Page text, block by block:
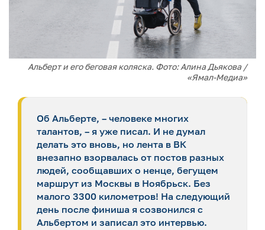
Альберт и его беговая коляска. Фото: Алина Дьякова /
«Ямал-Медиа»
Об Альберте, – человеке многих
талантов, – я уже писал. И не думал
делать это вновь, но лента в ВК
внезапно взорвалась от постов разных
людей, сообщавших о ненце, бегущем
маршрут из Москвы в Ноябрьск. Без
малого 3300 километров! На следующий
день после финиша я созвонился с
Альбертом и записал это интервью.